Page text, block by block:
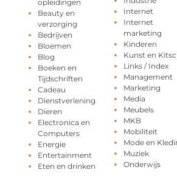
opleidingen
Beauty en
verzorging
Bedrijven
Bloemen
Blog
Boeken en
Tijdschriften
Cadeau
Dienstverlening
Dieren
Electronica en
Computers
Energie
Entertainment
Eten en drinken
Internet
Internet
marketing
Kinderen
Kunst en
Links / Index
Management
Marketing
Media
Meubels
MKB
Mobiliteit
Mode en
Muziek
Onderwijs